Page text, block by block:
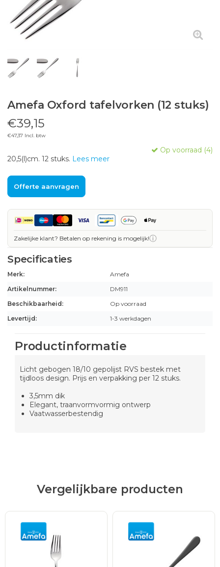
Amefa Oxford tafelvorken (12 stuks)
€39,15
€47,37 Incl. btw
Op voorraad (4)
20,5(l)cm. 12 stuks. Lees meer
Offerte aanvragen
Zakelijke klant? Betalen op rekening is mogelijk!ⓘ
Specificaties
Merk:
Amefa
Artikelnummer:
DM911
Beschikbaarheid:
Op voorraad
Levertijd:
1-3 werkdagen
Productinformatie
Licht gebogen 18/10 gepolijst RVS bestek met
tijdloos design. Prijs en verpakking per 12 stuks.
3,5mm dik
Elegant, traanvormvormig ontwerp
Vaatwasserbestendig
Vergelijkbare producten